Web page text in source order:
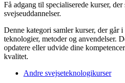
Få adgang til specialiserede kurser,
svejseuddannelser.
Denne kategori samler kurser, der går
teknologier, metoder og anvendelser.
opdatere eller udvide dine
kvalitet.
Andre svejseteknologikurser